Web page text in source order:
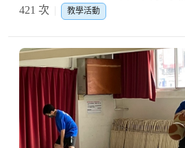
421 次
教學活動